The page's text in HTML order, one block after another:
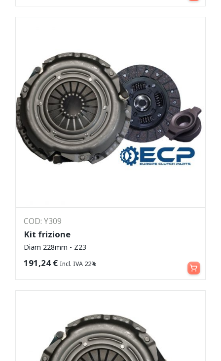
COD: Y309
Kit frizione
Diam 228mm - Z23
191,24 € Incl. IVA 22% Leggi tutto